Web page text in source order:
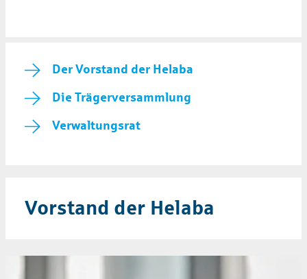
Der Vorstand der Helaba
Die Trägerversammlung
Verwaltungsrat
Vorstand der Helaba